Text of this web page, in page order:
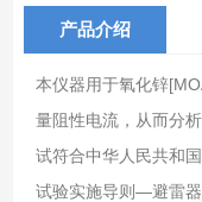
产品介绍
本仪器用于氧化锌
量阻性电流，从而分
试符合中华人民共和
试验实施导则—避雷